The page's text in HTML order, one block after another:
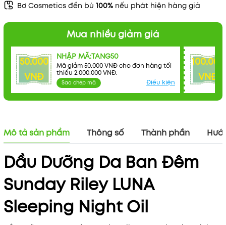
Bơ Cosmetics đền bù 100% nếu phát hiện hàng giả
Mua nhiều giảm giá
50.000
VNĐ
NHẬP MÃ:TANG50
Mã giảm 50.000 VNĐ cho đơn hàng tối
thiểu 2.000.000 VNĐ.
Sao chép mã Điều kiện
100.000
VNĐ
Mã khuyến mãi:
Điều kiện:
Mô tả sản phẩm Thông số Thành phần
Dầu Dưỡng Da Ban Đêm
Sunday Riley LUNA
Sleeping Night Oil